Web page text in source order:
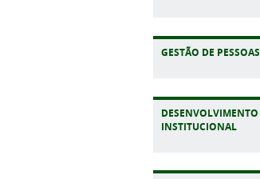
GESTÃO DE PESSOAS
DESENVOLVIMENTO
INSTITUCIONAL